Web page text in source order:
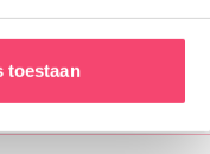
toestaan